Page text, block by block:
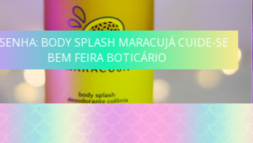
BODY SPLASH MARACUJÁ CUIDE-SE
BEM FEIRA BOTICÁRIO